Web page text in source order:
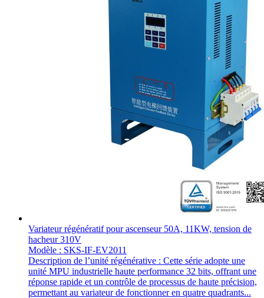
Variateur régénératif pour ascenseur 50A, 11KW, tension de
hacheur 310V
Modèle : SKS-IF-EV2011
Description de l’unité régénérative : Cette série adopte une
unité MPU industrielle haute performance 32 bits, offrant une
réponse rapide et un contrôle de processus de haute précision,
permettant au variateur de fonctionner en quatre quadrants...